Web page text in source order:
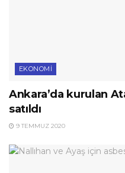
EKONOMI
Ankara’da kurulan
satıldı
9 TEMMUZ 2020